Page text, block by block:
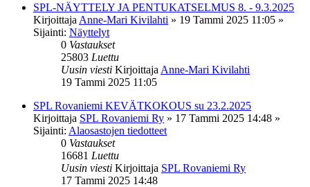
SPL-NÄYTTELY JA PENTUKATSELMUS 8. - 9.3.2025
Kirjoittaja Anne-Mari Kivilahti » 19 Tammi 2025 11:05 »
Sijainti: Näyttelyt
0 Vastaukset
25803 Luettu
Uusin viesti Kirjoittaja Anne-Mari Kivilahti
19 Tammi 2025 11:05
SPL Rovaniemi KEVÄTKOKOUS su 23.2.2025
Kirjoittaja SPL Rovaniemi Ry » 17 Tammi 2025 14:48 »
Sijainti: Alaosastojen tiedotteet
0 Vastaukset
16681 Luettu
Uusin viesti Kirjoittaja SPL Rovaniemi Ry
17 Tammi 2025 14:48